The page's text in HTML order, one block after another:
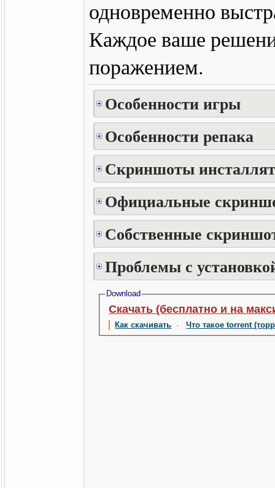
одновременно
Каждое ваше
поражением.
Особенности игры
Особенности репака
Скриншоты
Официальные
Собственные
Проблемы с
Download
Скачать (бесплатно и на
Как скачивать ·Что такое torrent